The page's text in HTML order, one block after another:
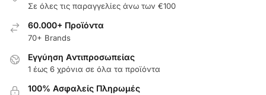
Σε όλες τις παραγγελίες άνω των €100
60.000+ Προϊόντα
70+ Brands
Εγγύηση Aντιπροσωπείας
1 έως 6 χρόνια σε όλα τα προϊόντα
100% Ασφαλείς Πληρωμές